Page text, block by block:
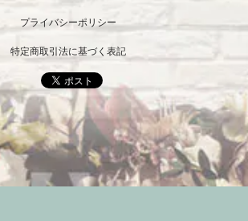
プライバシーポリシー
特定商取引法に基づく表記